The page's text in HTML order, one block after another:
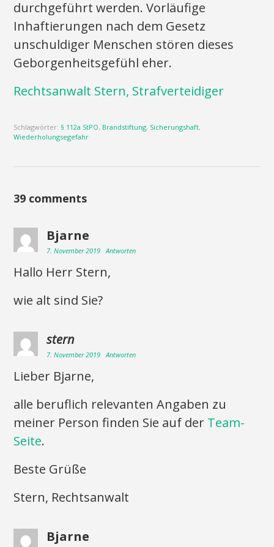
durchgeführt werden. Vorläufige
Inhaftierungen nach dem Gesetz
unschuldiger Menschen stören dieses
Geborgenheitsgefühl eher.
Rechtsanwalt Stern, Strafverteidiger
Schlagwörter: § 112a StPO, Brandstiftung, Sicherungshaft,
Wiederholungsegefahr
39 comments
Bjarne
7. November 2019 Antworten
Hallo Herr Stern,
wie alt sind Sie?
stern
7. November 2019 Antworten
Lieber Bjarne,
alle beruflich relevanten Angaben zu
meiner Person finden Sie auf der Team-
Seite.
Beste Grüße
Stern, Rechtsanwalt
Bjarne